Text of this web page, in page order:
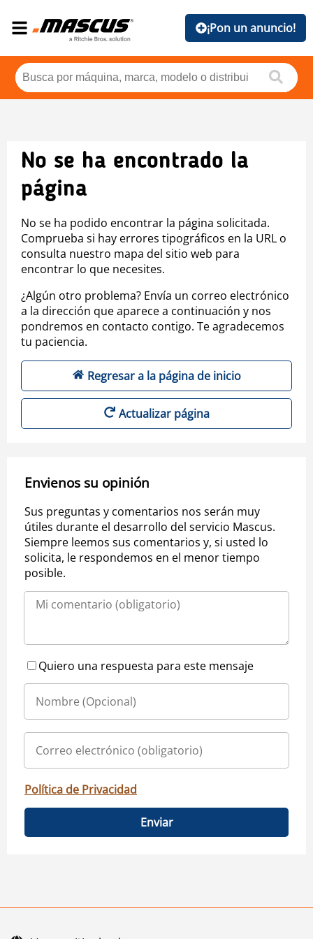
¡Pon un anuncio!
No se ha encontrado la
página
No se ha podido encontrar la página solicitada.
Comprueba si hay errores tipográficos en la URL o
consulta nuestro mapa del sitio web para
encontrar lo que necesites.
¿Algún otro problema? Envía un correo electrónico
a la dirección que aparece a continuación y nos
pondremos en contacto contigo. Te agradecemos
tu paciencia.
Regresar a la página de inicio
Actualizar página
Envienos su opinión
Sus preguntas y comentarios nos serán muy
útiles durante el desarrollo del servicio Mascus.
Siempre leemos sus comentarios y, si usted lo
solicita, le respondemos en el menor tiempo
posible.
Quiero una respuesta para este mensaje
Política de Privacidad
Enviar